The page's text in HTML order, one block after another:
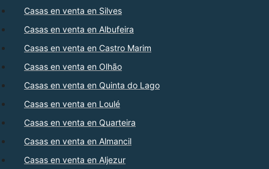
Casas en venta en Silves
Casas en venta en Albufeira
Casas en venta en Castro Marim
Casas en venta en Olhão
Casas en venta en Quinta do Lago
Casas en venta en Loulé
Casas en venta en Quarteira
Casas en venta en Almancil
Casas en venta en Aljezur